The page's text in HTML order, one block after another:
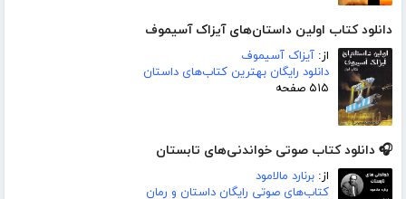
دانلود کتاب اولین داستان‌های آیزاک آسیموف
از: آیزاک آسیموف
دانلود رایگان بهترین کتاب‌های داستان
۵۱۵ صفحه
🎧 دانلود کتاب صوتی خواندنی‌های تابستان
از: برنارد مالامود
کتاب‌های صوتی رایگان داستان و رمان